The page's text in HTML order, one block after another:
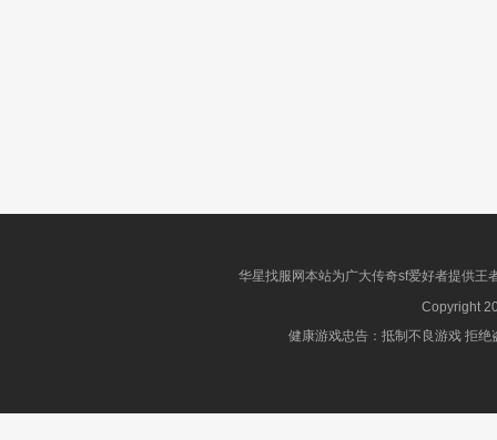
华星找服网本站为广大传奇sf爱好者提供王
Copyright
健康游戏忠告：抵制不良游戏 拒